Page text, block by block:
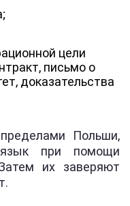
цели
письмо о
доказательства
Польши,
при помощи
их заверяют